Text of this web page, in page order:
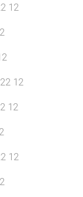
12
12
12
12